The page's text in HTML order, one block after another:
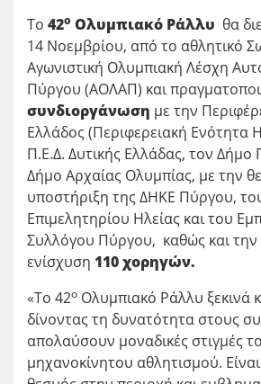
Το 42ο Ολυμπιακό Ράλλυ θα
14 Νοεμβρίου, από το αθλητικό
Αγωνιστική Ολυμπιακή Λέσχη
Πύργου (ΑΟΛΑΠ) και
συνδιοργάνωση με την
Ελλάδος (Περιφερειακή Ενότητα
Π.Ε.Δ. Δυτικής Ελλάδας, τον Δήμο
Δήμο Αρχαίας Ολυμπίας, με την
υποστήριξη της ΔΗΚΕ Πύργου,
Επιμελητηρίου Ηλείας και του
Συλλόγου Πύργου, καθώς και την
ενίσχυση 110 χορηγών.
«Το 42ο Ολυμπιακό Ράλλυ ξεκινά
δίνοντας τη δυνατότητα στους
απολαύσουν μοναδικές στιγμές
μηχανοκίνητου αθλητισμού.